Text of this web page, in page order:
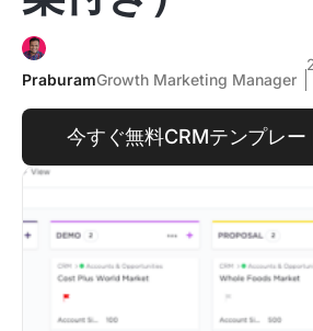
PraburamGrowth Marketing Manager
今すぐ無料CRMテンプレー